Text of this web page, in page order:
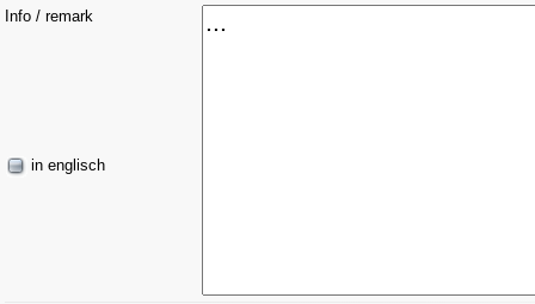
Info / remark
in englisch